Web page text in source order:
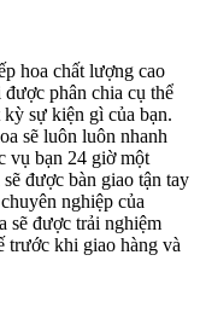
hoa chất lượng cao
phân chia cụ thể
sự kiện gì của bạn.
sẽ luôn luôn nhanh
vụ bạn 24 giờ một
được bàn giao tận tay
nghiệp của
sẽ được trải nghiệm
trước khi giao hàng và